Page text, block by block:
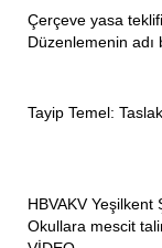
Çerçeve yasa
Düzenlemenin adı
Tayip Temel:
HBVAKV Yeşilkent
Okullara mescit